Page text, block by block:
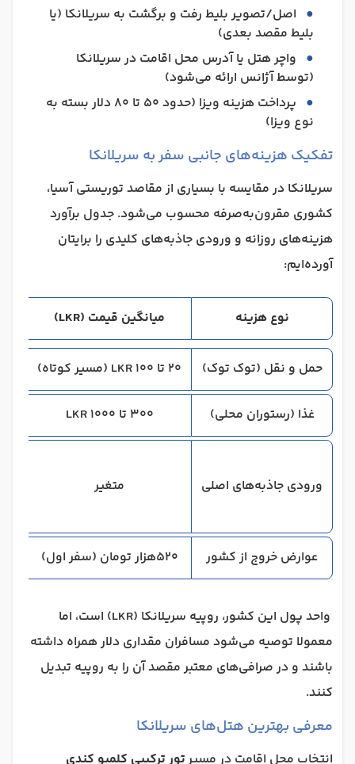
اصل/تصویر بلیط رفت و برگشت به سریلانکا (یا
بلیط مقصد بعدی)
واچر هتل یا آدرس محل اقامت در سریلانکا
(توسط آژانس ارائه می‌شود)
پرداخت هزینه ویزا (حدود 50 تا 80 دلار بسته به
نوع ویزا)
تفکیک هزینه‌های جانبی سفر به سریلانکا
سریلانکا در مقایسه با بسیاری از مقاصد توریستی آسیا،
کشوری مقرون‌به‌صرفه محسوب می‌شود. جدول برآورد
هزینه‌های روزانه و ورودی جاذبه‌های کلیدی را برایتان
آورده‌ایم:
نوع هزینه میانگین قیمت (LKR)
حمل و نقل (توک توک) 20 تا 100 LKR (مسیر کوتاه)
غذا (رستوران محلی) 300 تا 1000 LKR
ورودی جاذبه‌های اصلی متغیر
عوارض خروج از کشور 520هزار تومان (سفر اول)
واحد پول این کشور، روپیه سریلانکا (LKR) است، اما
معمولا توصیه می‌شود مسافران مقداری دلار همراه داشته
باشند و در صرافی‌های معتبر مقصد آن را به روپیه تبدیل
کنند.
معرفی بهترین هتل‌های سریلانکا
انتخاب محل اقامت در مسیرتور ترکیبی کلمبو کندی